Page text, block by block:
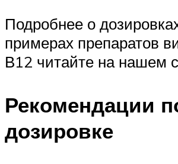
Подробнее о
примерах препаратов
В12 читайте на нашем
Рекомендации
дозировке